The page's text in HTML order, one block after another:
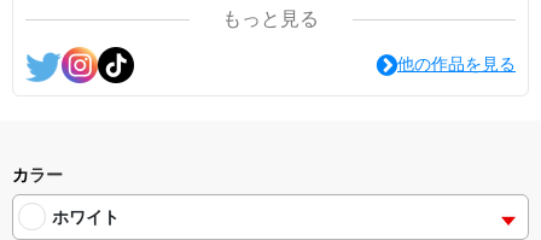
＜著者:作詞/挿画作成＞ 凛々風 猛 -リリカゼタケル
☆本作品内で表現されている作詞20曲も掲載.
日本語版: https://amzn.asia/d/1pxD3g4
▶︎小説 [弛まぬ言霊] -挿画&グッズカタログ
<作品情報:配信中.> -Thank you for your time.
＿＿＿＿＿＿＿＿＿＿＿＿＿＿＿＿＿＿＿＿＿＿
＜著者 : 作詞＞ 凛々風 猛 -リリカゼタケル
日本語版: https://amzn.asia/d/ipdf8cX
英語版: https://amzn.asia/d/1nwVIb6
もっと見る
他の作品を見る
カラー
ホワイト